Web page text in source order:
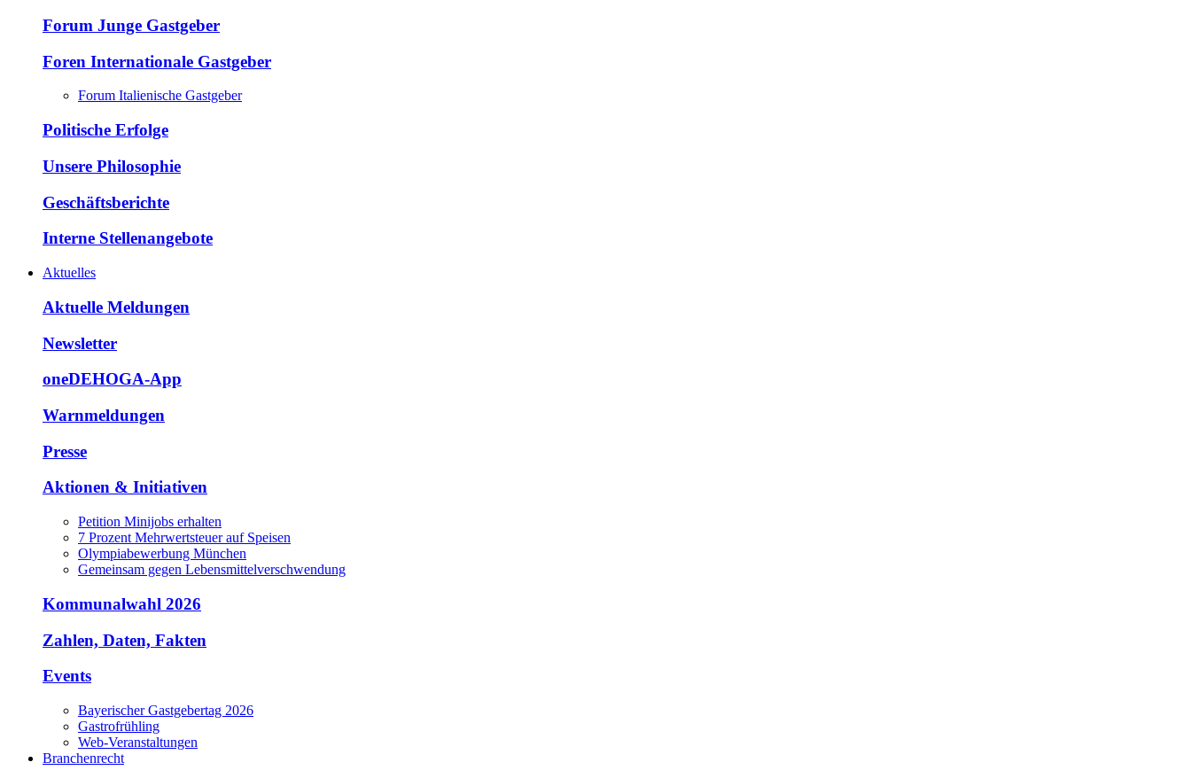
Forum Junge Gastgeber
Foren Internationale Gastgeber
Forum Italienische Gastgeber
Politische Erfolge
Unsere Philosophie
Geschäftsberichte
Interne Stellenangebote
Aktuelles
Aktuelle Meldungen
Newsletter
oneDEHOGA-App
Warnmeldungen
Presse
Aktionen & Initiativen
Petition Minijobs erhalten
7 Prozent Mehrwertsteuer auf Speisen
Olympiabewerbung München
Gemeinsam gegen Lebensmittelverschwendung
Kommunalwahl 2026
Zahlen, Daten, Fakten
Events
Bayerischer Gastgebertag 2026
Gastrofrühling
Web-Veranstaltungen
Branchenrecht